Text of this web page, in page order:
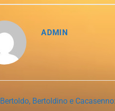
ADMIN
Bertoldo, Bertoldino e